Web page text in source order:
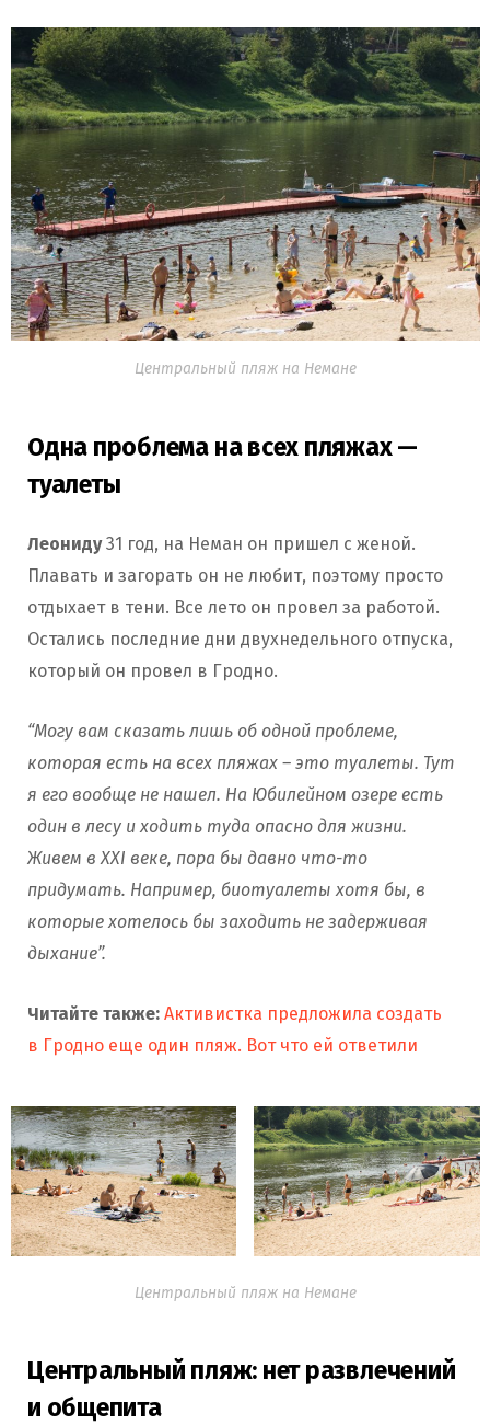
Центральный пляж на Немане
Одна проблема на всех пляжах —
туалеты
Леониду31 год, на Неман он пришел с женой.
Плавать и загорать он не любит, поэтому просто
отдыхает в тени. Все лето он провел за работой.
Остались последние дни двухнедельного отпуска,
который он провел в Гродно.
“Могу вам сказать лишь об одной проблеме,
которая есть на всех пляжах – это туалеты. Тут
я его вообще не нашел. На Юбилейном озере есть
один в лесу и ходить туда опасно для жизни.
Живем в XXI веке, пора бы давно что-то
придумать. Например, биотуалеты хотя бы, в
которые хотелось бы заходить не задерживая
дыхание”.
Читайте также: Активистка предложила создать
в Гродно еще один пляж. Вот что ей ответили
Центральный пляж на Немане
Центральный пляж: нет развлечений
и общепита